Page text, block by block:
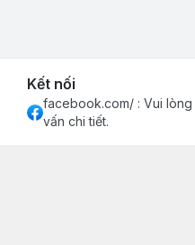
Kết nối
facebook.com/ : Vui
vấn chi tiết.